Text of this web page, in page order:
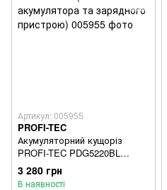
Артикул: 005955
PROFI-TEC
Акумуляторний кущоріз
PROFI-TEC PDG5220BL
POWERLine (без акумулятора
та зарядного пристрою)
3 280 грн
В наявності